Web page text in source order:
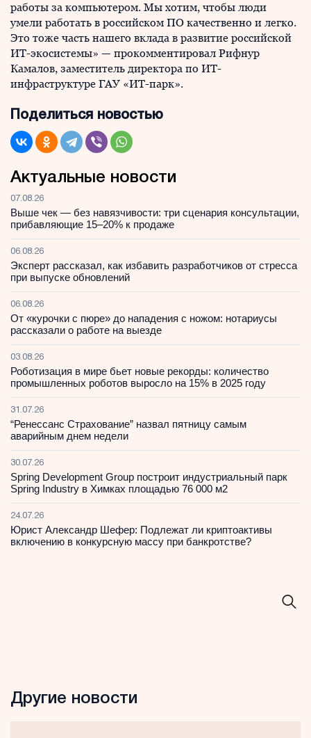
работы за компьютером. Мы хотим, чтобы люди
умели работать в российском ПО качественно и легко.
Это тоже часть нашего вклада в развитие российской
ИТ-экосистемы» — прокомментировал Рифнур
Камалов, заместитель директора по ИТ-
инфраструктуре ГАУ «ИТ-парк».
Поделиться новостью
Актуальные новости
07.08.26
Выше чек — без навязчивости: три сценария консультации,
прибавляющие 15–20% к продаже
06.08.26
Эксперт рассказал, как избавить разработчиков от стресса
при выпуске обновлений
06.08.26
От «курочки с пюре» до нападения с ножом: нотариусы
рассказали о работе на выезде
03.08.26
Роботизация в мире бьет новые рекорды: количество
промышленных роботов выросло на 15% в 2025 году
31.07.26
“Ренессанс Страхование” назвал пятницу самым
аварийным днем недели
30.07.26
Spring Development Group построит индустриальный парк
Spring Industry в Химках площадью 76 000 м2
24.07.26
Юрист Александр Шефер: Подлежат ли криптоактивы
включению в конкурсную массу при банкротстве?
Другие новости